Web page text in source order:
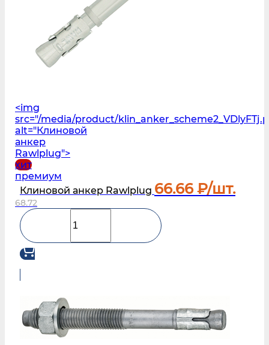
<img
src="/media/product/
alt="Клиновой
анкер
Rawlplug">
хит
премиум
Клиновой анкер Rawlplug 66.66₽/шт.
68.72